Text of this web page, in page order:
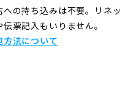
への持ち込みは不要。リネ
伝票記入もいりません。
方法について